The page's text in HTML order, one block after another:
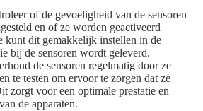
of de gevoeligheid van de sensoren
en of ze worden geactiveerd
kunt dit gemakkelijk instellen in de
bij de sensoren wordt geleverd.
de sensoren regelmatig door ze
te testen om ervoor te zorgen dat ze
zorgt voor een optimale prestatie en
de apparaten.